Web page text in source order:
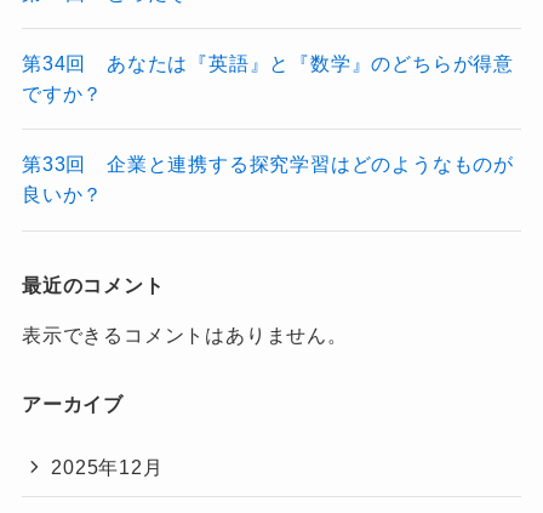
第34回 あなたは『英語』と『数学』のどちらが得意
ですか？
第33回 企業と連携する探究学習はどのようなものが
良いか？
最近のコメント
表示できるコメントはありません。
アーカイブ
2025年12月